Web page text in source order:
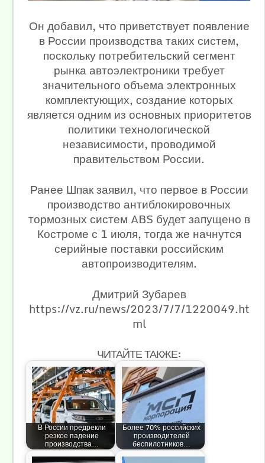
Он добавил, что приветствует появление
в России производства таких систем,
поскольку потребительский сегмент
рынка автоэлектроники требует
значительного объема электронных
комплектующих, создание которых
является одним из основных приоритетов
политики технологической
независимости, проводимой
правительством России.
Ранее Шпак заявил, что первое в России
производство антиблокировочных
тормозных систем ABS будет запущено в
Костроме с 1 июля, тогда же начнутся
серийные поставки российским
автопроизводителям.
Дмитрий Зубарев
https://vz.ru/news/2023/7/7/1220049.ht
ml
ЧИТАЙТЕ ТАКЖЕ:
В России предрекли
резкое падение
производства…
Более 70% российских
производителей
беспилотников…